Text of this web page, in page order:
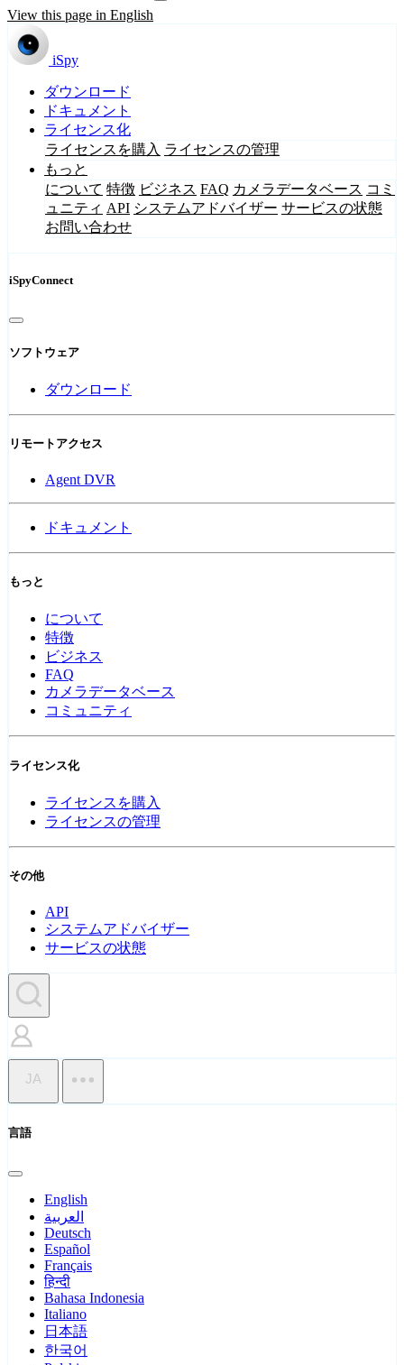
View this page in English
iSpy
ダウンロード
ドキュメント
ライセンス化
ライセンスを購入 ライセンスの管理
もっと
について 特徴 ビジネス FAQ カメラデータベース コミ
ュニティ API システムアドバイザー サービスの状態
お問い合わせ
iSpyConnect
ソフトウェア
ダウンロード
リモートアクセス
Agent DVR
ドキュメント
もっと
について
特徴
ビジネス
FAQ
カメラデータベース
コミュニティ
ライセンス化
ライセンスを購入
ライセンスの管理
その他
API
システムアドバイザー
サービスの状態
JA
言語
English
العربية
Deutsch
Español
Français
हिन्दी
Bahasa Indonesia
Italiano
日本語
한국어